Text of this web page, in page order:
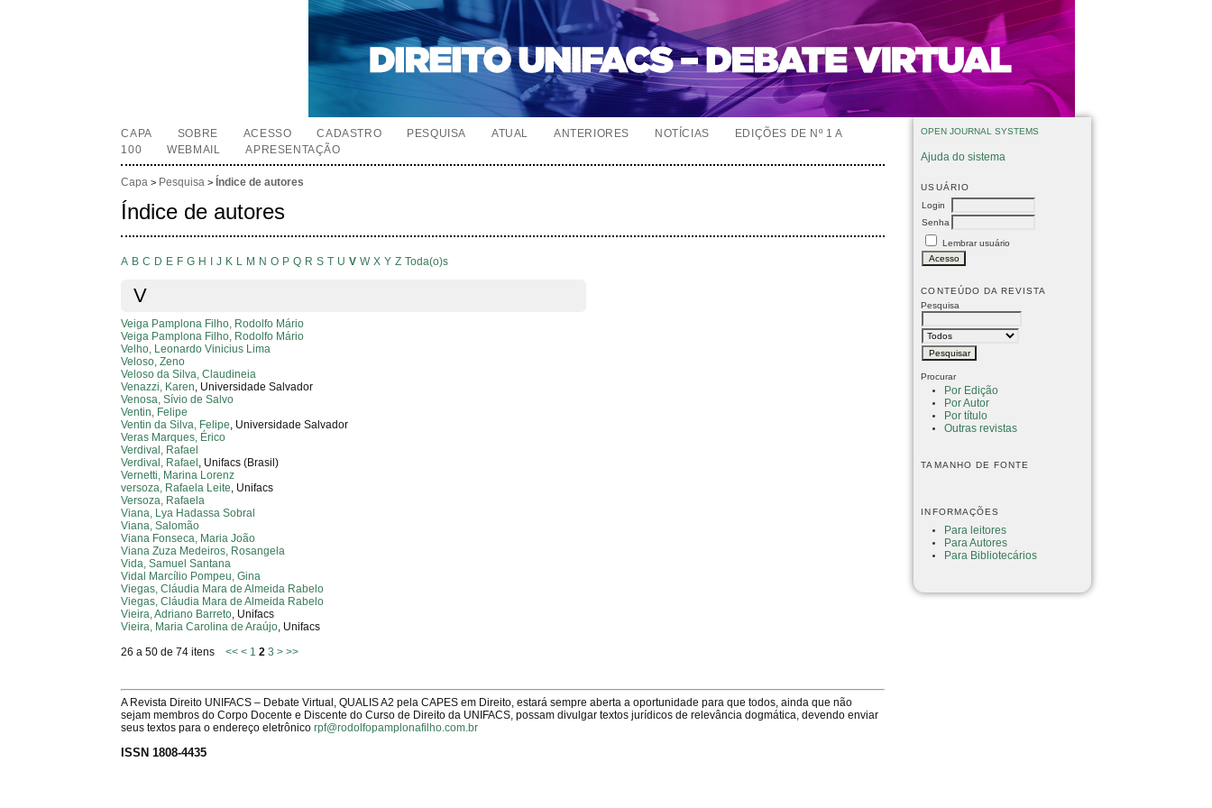
OPEN JOURNAL SYSTEMS
Ajuda do sistema
USUÁRIO
Login
Senha
Lembrar usuário
CONTEÚDO DA REVISTA
Pesquisa
Procurar
Por Edição
Por Autor
Por título
Outras revistas
TAMANHO DE FONTE
INFORMAÇÕES
Para leitores
Para Autores
Para Bibliotecários
CAPA SOBRE ACESSO CADASTRO PESQUISA ATUAL ANTERIORES NOTÍCIAS
EDIÇÕES DE Nº 1 A
100
WEBMAIL APRESENTAÇÃO
Capa > Pesquisa > Índice de autores
Índice de autores
A B C D E F G H J K L M N O P Q R S T U V W X Y Z Toda(o)s
V
Veiga Pamplona Filho, Rodolfo Mário
Veiga Pamplona Filho, Rodolfo Mário
Velho, Leonardo Vinicius Lima
Veloso, Zeno
Veloso da Silva, Claudineia
Venazzi, Karen , Universidade Salvador
Venosa, Sívio de Salvo
Ventin, Felipe
Ventin da Silva, Felipe , Universidade Salvador
Veras Marques, Érico
Verdival, Rafael
Verdival, Rafael , Unifacs (Brasil)
Vernetti, Marina Lorenz
versoza, Rafaela Leite , Unifacs
Versoza, Rafaela
Viana, Lya Hadassa Sobral
Viana, Salomão
Viana Fonseca, Maria João
Viana Zuza Medeiros, Rosangela
Vida, Samuel Santana
Vidal Marcílio Pompeu, Gina
Viegas, Cláudia Mara de Almeida Rabelo
Viegas, Cláudia Mara de Almeida Rabelo
Vieira, Adriano Barreto , Unifacs
Vieira, Maria Carolina de Araújo , Unifacs
26 a 50 de 74 itens<< < 1 2 3 > >>
A Revista Direito UNIFACS – Debate Virtual, QUALIS A2 pela CAPES em Direito, estará sempre aberta a oportunidade para que todos, ainda que não
sejam membros do Corpo Docente e Discente do Curso de Direito da UNIFACS, possam divulgar textos jurídicos de relevância dogmática, devendo enviar
seus textos para o endereço eletrônicorpf@rodolfopamplonafilho.com.br
ISSN 1808-4435